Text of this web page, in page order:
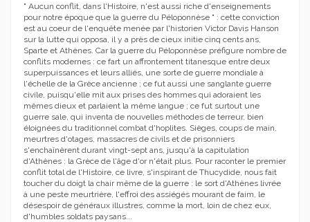
" Aucun conflit, dans l'Histoire, n'est aussi riche d'enseignements
pour notre époque que la guerre du Péloponnèse " : cette conviction
est au coeur de l'enquête menée par l'historien Victor Davis Hanson
sur la lutte qui opposa, il y a près de cieux initie cinq cents ans,
Sparte et Athènes. Car la guerre du Péloponnèse préfigure nombre de
conflits modernes : ce fart un affrontement titanesque entre deux
superpuissances et leurs alliés, une sorte de guerre mondiale à
l'échelle de la Grèce ancienne ; ce fut aussi une sanglante guerre
civile, puisqu'elle mit aux prises des hommes qui adoraient les
mêmes dieux et parlaient la même langue ; ce fut surtout une
guerre sale, qui inventa de nouvelles méthodes de terreur, bien
éloignées du traditionnel combat d'hoplites. Sièges, coups de main,
meurtres d'otages, massacres de civils et de prisonniers
s'enchaînèrent durant vingt-sept ans, jusqu'à la capitulation
d'Athènes : la Grèce de l'âge d'or n'était plus. Pour raconter le premier
conflit total de l'Histoire, ce livre, s'inspirant de Thucydide, nous fait
toucher du doigt la chair même de la guerre : le sort d'Athènes livrée
à une peste meurtrière, l'effroi des assiégés mourant de faim, le
désespoir de généraux illustres, comme la mort, loin de chez eux,
d'humbles soldats paysans...